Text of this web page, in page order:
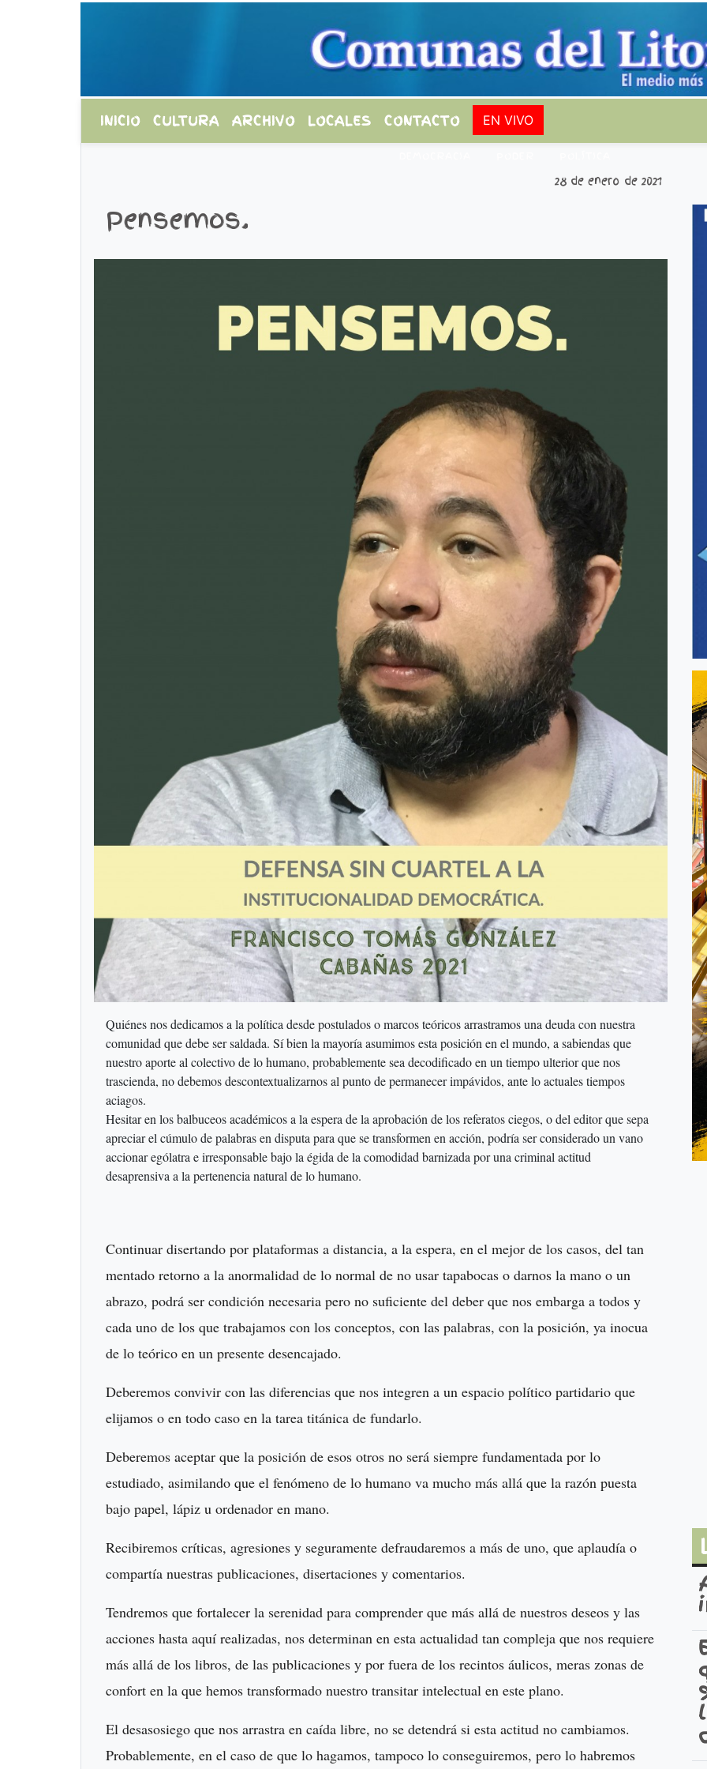
INICIO CULTURA ARCHIVO LOCALES CONTACTO EN VIVO
28 de enero de 2021
Pensemos.
Quiénes nos dedicamos a la política desde postulados o marcos teóricos arrastramos una deuda con nuestra
comunidad que debe ser saldada. Sí bien la mayoría asumimos esta posición en el mundo, a sabiendas que
nuestro aporte al colectivo de lo humano, probablemente sea decodificado en un tiempo ulterior que nos
trascienda, no debemos descontextualizarnos al punto de permanecer impávidos, ante lo actuales tiempos
aciagos.
Hesitar en los balbuceos académicos a la espera de la aprobación de los referatos ciegos, o del editor que sepa
apreciar el cúmulo de palabras en disputa para que se transformen en acción, podría ser considerado un vano
accionar ególatra e irresponsable bajo la égida de la comodidad barnizada por una criminal actitud
desaprensiva a la pertenencia natural de lo humano.
Continuar disertando por plataformas a distancia, a la espera, en el mejor de los casos, del tan
mentado retorno a la anormalidad de lo normal de no usar tapabocas o darnos la mano o un
abrazo, podrá ser condición necesaria pero no suficiente del deber que nos embarga a todos y
cada uno de los que trabajamos con los conceptos, con las palabras, con la posición, ya inocua
de lo teórico en un presente desencajado.
Deberemos convivir con las diferencias que nos integren a un espacio político partidario que
elijamos o en todo caso en la tarea titánica de fundarlo.
Deberemos aceptar que la posición de esos otros no será siempre fundamentada por lo
estudiado, asimilando que el fenómeno de lo humano va mucho más allá que la razón puesta
bajo papel, lápiz u ordenador en mano.
Recibiremos críticas, agresiones y seguramente defraudaremos a más de uno, que aplaudía o
compartía nuestras publicaciones, disertaciones y comentarios.
Tendremos que fortalecer la serenidad para comprender que más allá de nuestros deseos y las
acciones hasta aquí realizadas, nos determinan en esta actualidad tan compleja que nos requiere
más allá de los libros, de las publicaciones y por fuera de los recintos áulicos, meras zonas de
confort en la que hemos transformado nuestro transitar intelectual en este plano.
El desasosiego que nos arrastra en caída libre, no se detendrá si esta actitud no cambiamos.
Probablemente, en el caso de que lo hagamos, tampoco lo conseguiremos, pero lo habremos